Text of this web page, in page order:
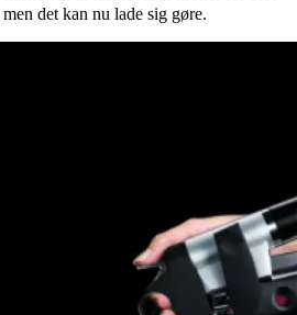
det kan nu lade sig gøre.